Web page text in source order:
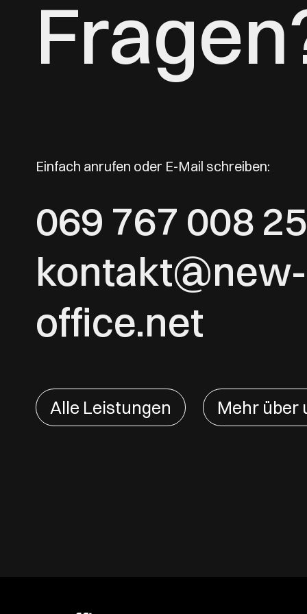
Einfach anrufen oder E-Mail schreiben:
069 767 008 25
kontakt@new-
office.net
Alle Leistungen Mehr über